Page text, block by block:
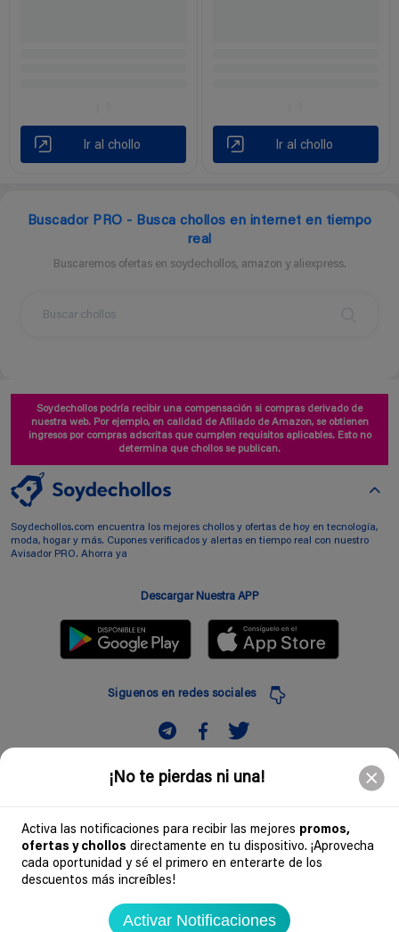
¡No te pierdas ni una!
Activa las notificaciones para recibir las mejores promos,
ofertas y chollos directamente en tu dispositivo. ¡Aprovecha
cada oportunidad y sé el primero en enterarte de los
descuentos más increíbles!
Activar Notificaciones
Ir al chollo Ir al chollo
Buscador PRO - Busca chollos en internet en tiempo
real
Buscaremos ofertas en soydechollos, amazon y aliexpress.
Soydechollos podría recibir una compensación si compras derivado de
nuestra web. Por ejemplo, en calidad de Afiliado de Amazon, se obtienen
ingresos por compras adscritas que cumplen requisitos aplicables. Esto no
determina que chollos se publican.
Soydechollos.com encuentra los mejores chollos y ofertas de hoy en tecnología,
moda, hogar y más. Cupones verificados y alertas en tiempo real con nuestro
Avisador PRO. Ahorra ya
Descargar Nuestra APP
Siguenos en redes sociales
Suscribir